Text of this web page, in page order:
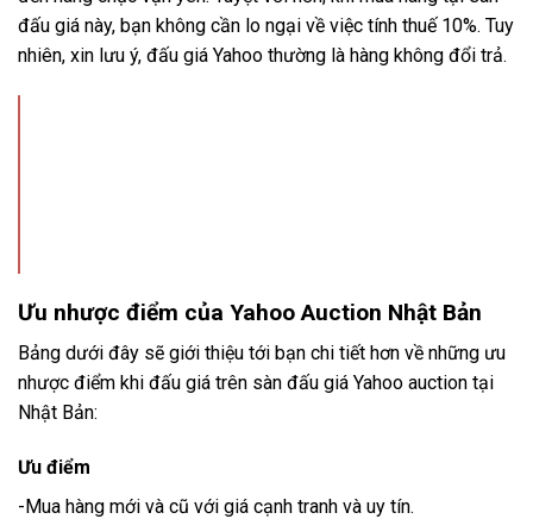
đấu giá này, bạn không cần lo ngại về việc tính thuế 10%. Tuy
nhiên, xin lưu ý, đấu giá Yahoo thường là hàng không đổi trả.
Ưu nhược điểm của Yahoo Auction Nhật Bản
Bảng dưới đây sẽ giới thiệu tới bạn chi tiết hơn về những ưu
nhược điểm khi đấu giá trên sàn đấu giá Yahoo auction tại
Nhật Bản:
Ưu điểm
-Mua hàng mới và cũ với giá cạnh tranh và uy tín.